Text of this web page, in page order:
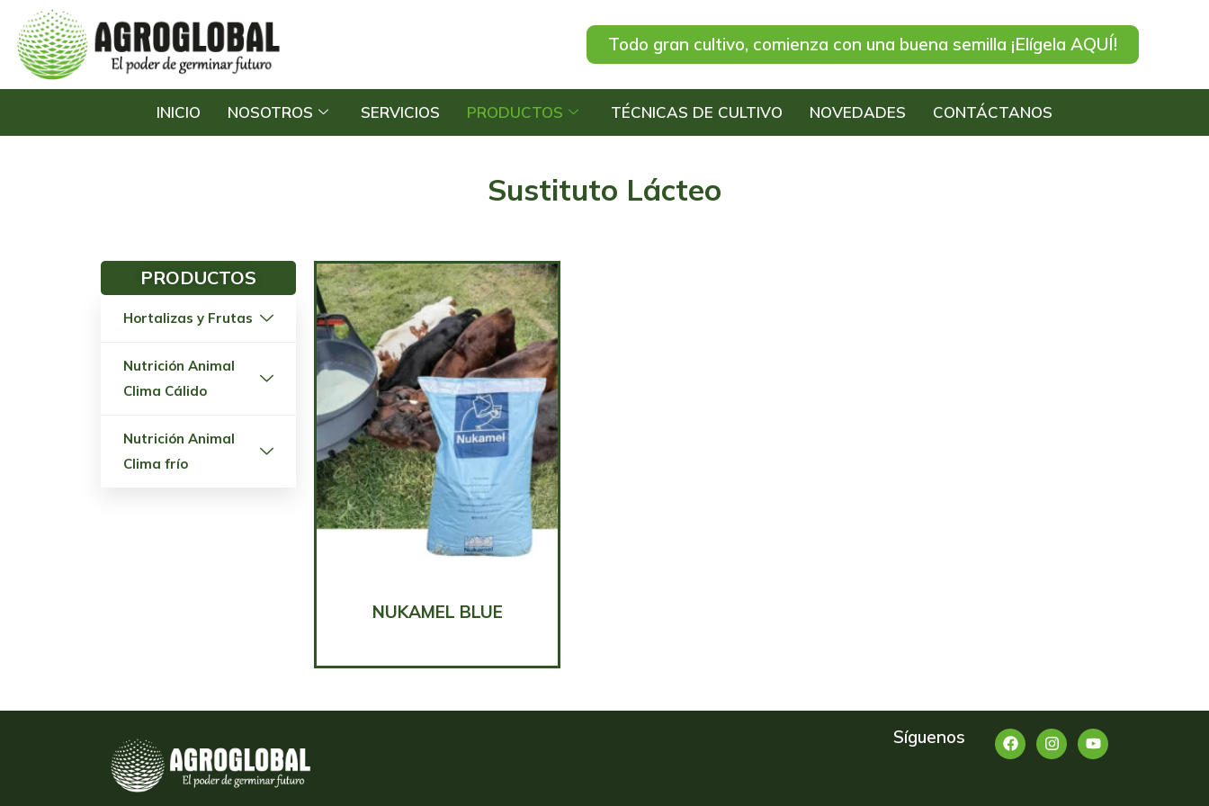
Todo gran cultivo, comienza con una buena semilla ¡Elígela AQUÍ!
INICIO NOSOTROS SERVICIOS PRODUCTOS TÉCNICAS DE CULTIVO NOVEDADES CONTÁCTANOS
Sustituto Lácteo
PRODUCTOS
Hortalizas y Frutas
Nutrición Animal
Clima Cálido
Nutrición Animal
Clima frío
NUKAMEL BLUE
Síguenos